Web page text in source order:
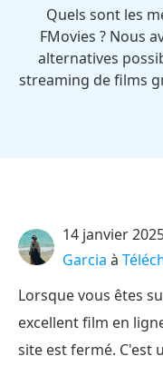
Quels sont les
FMovies ? Nous
alternatives
streaming de films
14 janvier
Garcia à
Lorsque vous êtes
excellent film en
site est fermé. C'est